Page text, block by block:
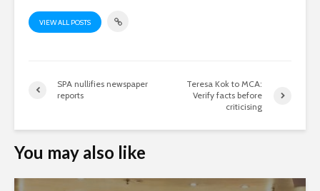
VIEW ALL POSTS
SPA nullifies newspaper
reports
Teresa Kok to MCA:
Verify facts before
criticising
You may also like